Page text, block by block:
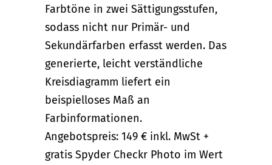
Farbtöne in zwei Sättigungsstufen,
sodass nicht nur Primär- und
Sekundärfarben erfasst werden. Das
generierte, leicht verständliche
Kreisdiagramm liefert ein
beispielloses Maß an
Farbinformationen.
Angebotspreis: 149 € inkl. MwSt +
gratis Spyder Checkr Photo im Wert